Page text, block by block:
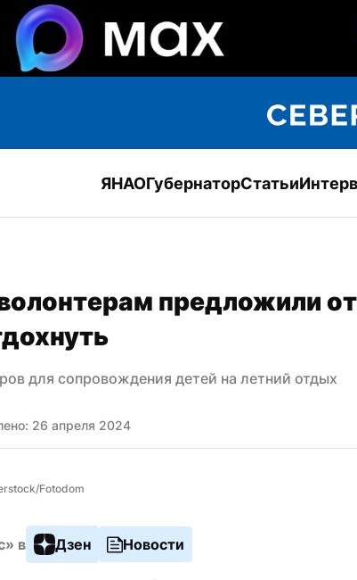
ЯНАОГубернаторСтатьи
предложили
для сопровождения детей на летний отдых
26 апреля 2024
Fotodom
в Дзен Новости